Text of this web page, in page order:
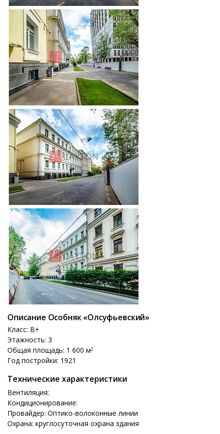
Описание Особняк «Олсуфьевский»
Класс: B+
Этажность: 3
Общая площадь: 1 600 м2
Год постройки: 1921
Технические характеристики
Вентиляция:
Кондиционирование:
Провайдер: Оптико-волоконные линии
Охрана: круглосуточная охрана здания